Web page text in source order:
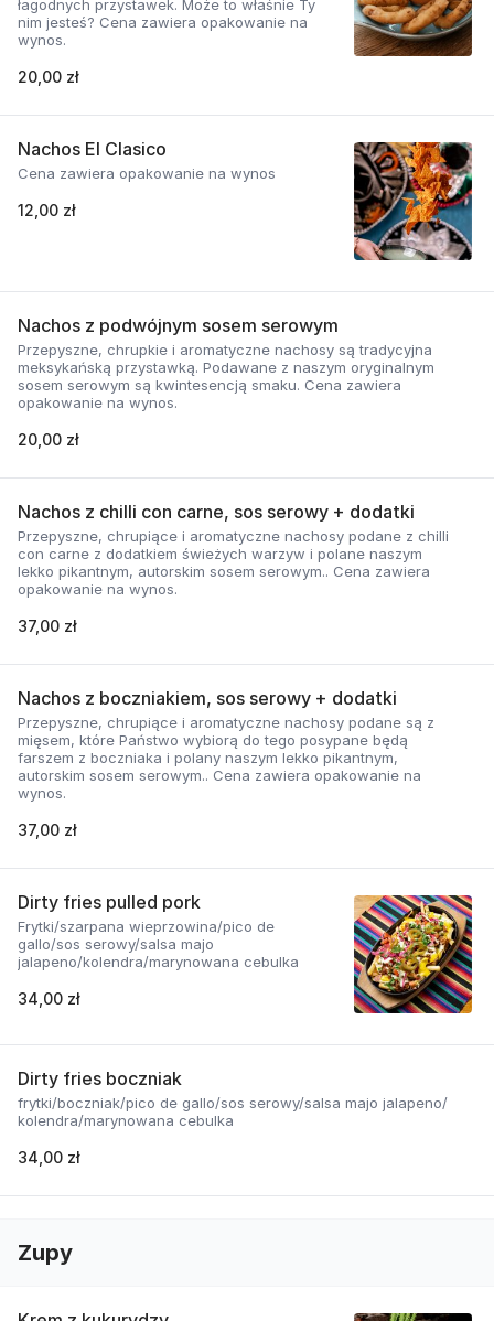
łagodnych przystawek. Może to właśnie Ty
nim jesteś? Cena zawiera opakowanie na
wynos.
20,00 zł
Nachos El Clasico
Cena zawiera opakowanie na wynos
12,00 zł
Nachos z podwójnym sosem serowym
Przepyszne, chrupkie i aromatyczne nachosy są tradycyjna
meksykańską przystawką. Podawane z naszym oryginalnym
sosem serowym są kwintesencją smaku. Cena zawiera
opakowanie na wynos.
20,00 zł
Nachos z chilli con carne, sos serowy + dodatki
Przepyszne, chrupiące i aromatyczne nachosy podane z chilli
con carne z dodatkiem świeżych warzyw i polane naszym
lekko pikantnym, autorskim sosem serowym.. Cena zawiera
opakowanie na wynos.
37,00 zł
Nachos z boczniakiem, sos serowy + dodatki
Przepyszne, chrupiące i aromatyczne nachosy podane są z
mięsem, które Państwo wybiorą do tego posypane będą
farszem z boczniaka i polany naszym lekko pikantnym,
autorskim sosem serowym.. Cena zawiera opakowanie na
wynos.
37,00 zł
Dirty fries pulled pork
Frytki/szarpana wieprzowina/pico de
gallo/sos serowy/salsa majo
jalapeno/kolendra/marynowana cebulka
34,00 zł
Dirty fries boczniak
frytki/boczniak/pico de gallo/sos serowy/salsa majo jalapeno/
kolendra/marynowana cebulka
34,00 zł
Zupy